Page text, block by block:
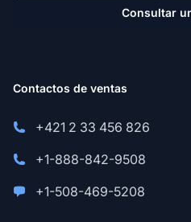
Consultar
Contactos de ventas
+421 2 33 456 826
+1-888-842-9508
+1-508-469-5208